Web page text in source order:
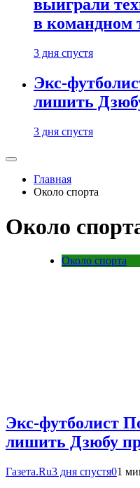
выиграли
в командном
3 дня спустя
Экс-
лишить
3 дня спустя
Главная
Около спорта
Около
Около спорта
Экс-футболист
лишить Дзюбу
Газета.Ru3 дня спустя01